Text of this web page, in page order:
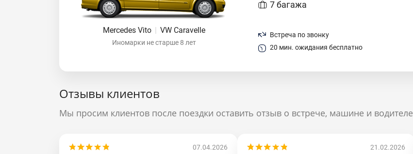
Mercedes Vito | VW Caravelle
Иномарки не старше 8 лет
7 багажа
Встреча по звонку
20 мин. ожидания бесплатно
Отзывы клиентов
Мы просим клиентов после поездки оставить отзыв о встрече, машине и водителе
07.04.2026 21.02.2026